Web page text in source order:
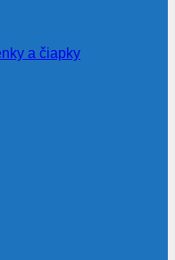
a čiapky